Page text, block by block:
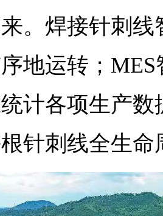
。焊接针刺
地运转；
计各项生产
针刺线全生